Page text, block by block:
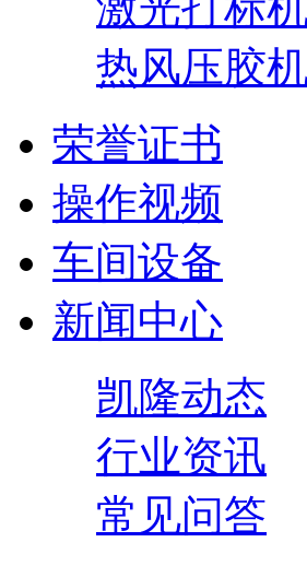
热风压胶机
荣誉证书
操作视频
车间设备
新闻中心
凯隆动态
行业资讯
常见问答